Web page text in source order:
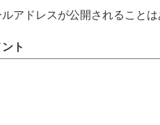
ルアドレスが公開されることは
ト